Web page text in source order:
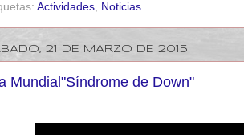
Actividades, Noticias
21 DE MARZO DE 2015
Mundial"Síndrome de Down"